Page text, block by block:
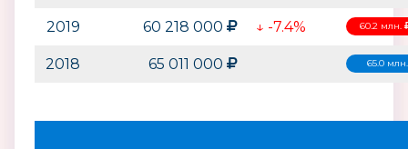
2019 60 218 000 ↓ -7.4% 60.2 млн.
2018 65 011 000 65.0